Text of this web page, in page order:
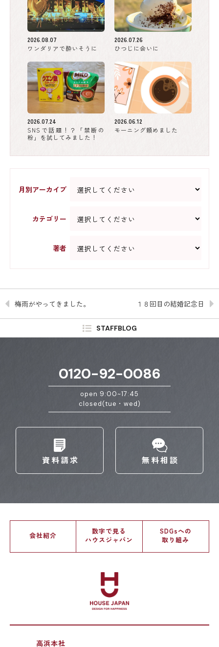
2026.08.07
ワンダリアで酔いそうに
2026.07.26
ひつじに会いに
2026.07.24
SNSで話題！？「禁断の
粉」を試してみました！
2026.06.12
モーニング頼めました
月別アーカイブ
カテゴリー
著者
梅雨がやってきました。 １８回目の結婚記念日
STAFFBLOG
0120-92-0086
open 9:00~17:45
closed(tue・wed)
資料請求 無料相談
会社紹介
数字で見る
ハウスジャパン
SDGsへの
取り組み
高浜本社